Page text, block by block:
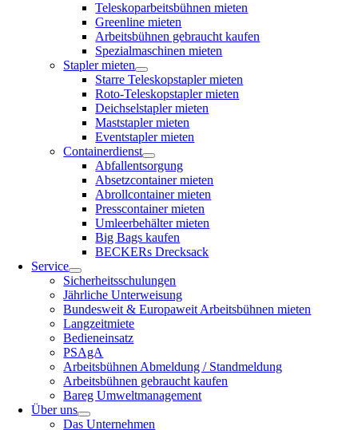
Teleskoparbeitsbühnen mieten
Greenline mieten
Arbeitsbühnen gebraucht kaufen
Spezialmaschinen mieten
Stapler mieten
Starre Teleskopstapler mieten
Roto-Teleskopstapler mieten
Deichselstapler mieten
Maststapler mieten
Eventstapler mieten
Containerdienst
Abfallentsorgung
Absetzcontainer mieten
Abrollcontainer mieten
Presscontainer mieten
Umleerbehälter mieten
Big Bags kaufen
BECKERs Drecksack
Service
Sicherheitsschulungen
Jährliche Unterweisung
Bundesweit & Europaweit Arbeitsbühnen mieten
Langzeitmiete
Bedieneinsatz
PSAgA
Arbeitsbühnen Abmeldung / Standmeldung
Arbeitsbühnen gebraucht kaufen
Bareg Umweltmanagement
Über uns
Das Unternehmen